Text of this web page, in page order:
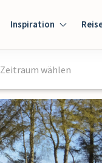
Inspiration
Zeitraum wählen